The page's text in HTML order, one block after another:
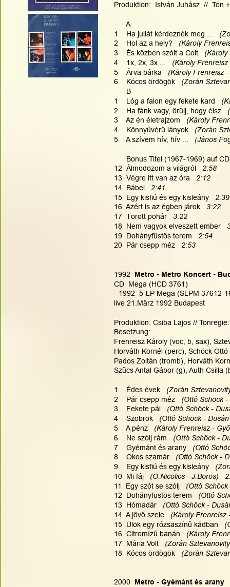
Produktion:  István Juhász  //  Ton
      A
1    Ha juliát kérdeznék meg ...
2    Hol az a hely? (Károly
3    És közben szólt a Colt
4    1x, 2x, 3x ... (Károly
5    Árva bárka (Károly Frenreisz
6    Kócos ördögök
(Zorán
      B
1    Lóg a falon egy fekete kard
2    Ha fánk vagy, örülj, hogy élsz
3    Az én életrajzom (Károly
4    Könnyűvérű lányok (Zorán
5    A szívem hív, hív ... (János
      Bonus Titel (1967-1969) auf CD
12  Álmodozom a világról 2:58
13  Végre itt van az óra 2:12
14  Bábel 2:41
15  Egy kisfiú és egy kisleány 2:39
16  Azért is az égben járok 3:22
17  Törött pohár 3:22
18  Nem vagyok elveszett ember
19  Dohányfüstös terem 2:54
20  Pár csepp méz 2:53
1992
Metro - Metro Koncert -
CD  Mega (HCD 3761)
- 1992  5-LP Mega (SLPM 37612-
live 21.März 1992 Budapest
Produktion: Csiba Lajos //
Besetzung:
Frenreisz Károly (voc, b, sax),
Horváth Kornél (perc), Schöck
Pados Zoltán (tromb), Horváth
Szűcs Antal Gábor (g), Auth Csilla
1    Édes évek (Zorán
2    Pár csepp méz (Ottó Schöck
3    Fekete pál (Ottó Schöck -
4    Szobrok (Ottó Schöck -
5    A pénz (Károly Frenreisz -
6    Ne szólj rám (Ottó Schöck -
7    Gyémánt és arany (Ottó
8    Okos szamár (Ottó Schöck -
9    Egy kisfiú és egy kisleány
10  Mi fáj (O.Nicolics - J.Boros)
11  Egy szót se szólj
(Ottó
12  Dohányfüstös terem
(Ottó
13  Hómadár (Ottó Schöck -
14  A jövő szele
(Károly Frenreisz
15  Ülök egy rózsaszínű kádban
16  Citromízű banán (Károly
17  Mária Volt (Zorán
18  Kócos ördögök (Zorán
2000 Metro - Gyémánt és arany